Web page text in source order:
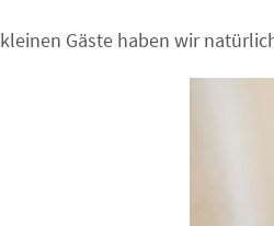
Gäste haben wir